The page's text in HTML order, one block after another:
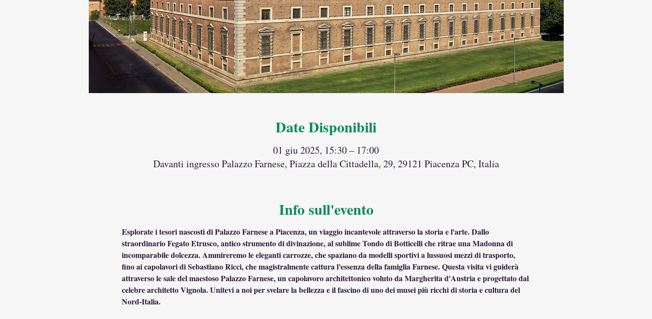
Date Disponibili
01 giu 2025, 15:30 – 17:00
Davanti ingresso Palazzo Farnese, Piazza della Cittadella, 29, 29121 Piacenza PC, Italia
Info sull'evento
Esplorate i tesori nascosti di Palazzo Farnese a Piacenza, un viaggio incantevole attraverso la storia e l'arte. Dallo
straordinario Fegato Etrusco, antico strumento di divinazione, al sublime Tondo di Botticelli che ritrae una Madonna di
incomparabile dolcezza. Ammireremo le eleganti carrozze, che spaziano da modelli sportivi a lussuosi mezzi di trasporto,
fino ai capolavori di Sebastiano Ricci, che magistralmente cattura l'essenza della famiglia Farnese. Questa visita vi guiderà
attraverso le sale del maestoso Palazzo Farnese, un capolavoro architettonico voluto da Margherita d'Austria e progettato dal
celebre architetto Vignola. Unitevi a noi per svelare la bellezza e il fascino di uno dei musei più ricchi di storia e cultura del
Nord-Italia.